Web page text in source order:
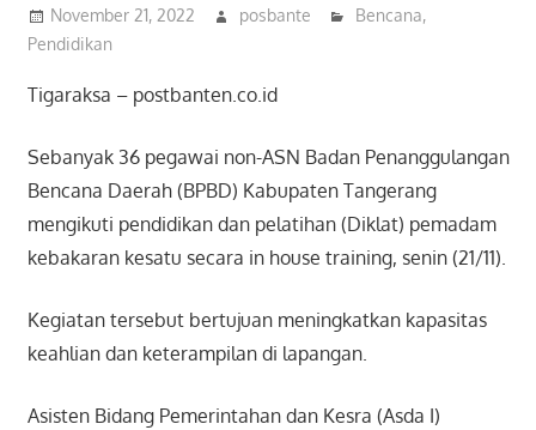
November 21, 2022 posbante Bencana,
Pendidikan
Tigaraksa – postbanten.co.id
Sebanyak 36 pegawai non-ASN Badan Penanggulangan
Bencana Daerah (BPBD) Kabupaten Tangerang
mengikuti pendidikan dan pelatihan (Diklat) pemadam
kebakaran kesatu secara in house training, senin (21/11).
Kegiatan tersebut bertujuan meningkatkan kapasitas
keahlian dan keterampilan di lapangan.
Asisten Bidang Pemerintahan dan Kesra (Asda I)